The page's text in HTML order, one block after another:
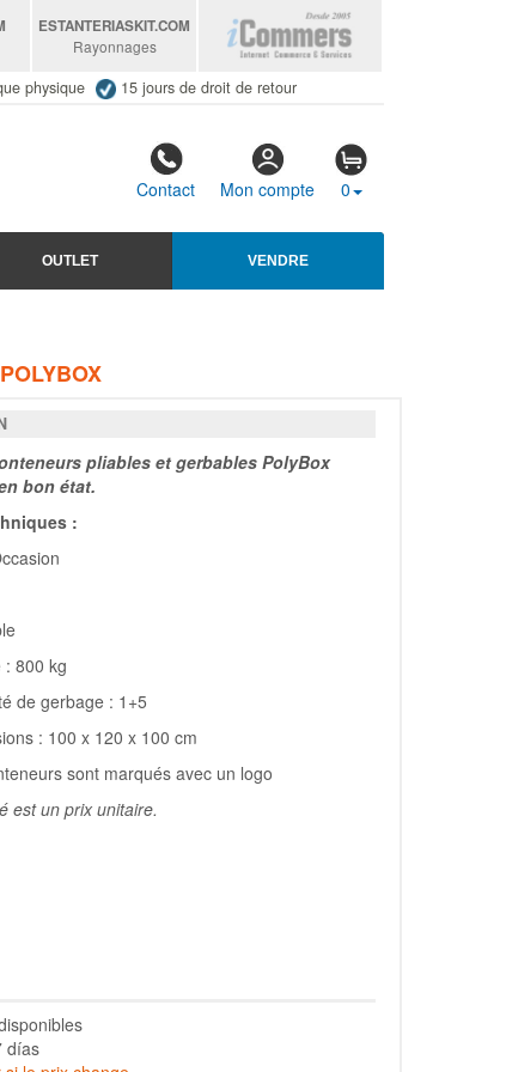
ESTANTERIASKIT.COM
Rayonnages
physique 15 jours de droit de retour
Contact Mon compte 0
OUTLET VENDRE
pliables et gerbables PolyBox
bon état.
:
: 800 kg
de gerbage : 1+5
: 100 x 120 x 100 cm
sont marqués avec un logo
est un prix unitaire.
días